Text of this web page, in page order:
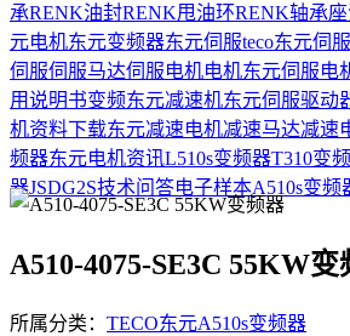
承RENK油封RENK甩油环RENK轴承座
元电机东元变频器东元伺服teco东元伺
伺服伺服马达伺服电机电机东元伺服电
用说明书变频东元减速机东元伺服驱动
机资料下载东元减速电机减速马达减速
频器东元电机资讯L510s变频器T310变
器JSDG2S技术问答电子样本A510s变频
A510-4075-SE3C 55KW变
所属分类： TECO东元A510s变频器